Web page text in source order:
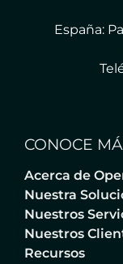
España:
CONOCE
Acerca de
Nuestra
Nuestros
Nuestros
Recursos